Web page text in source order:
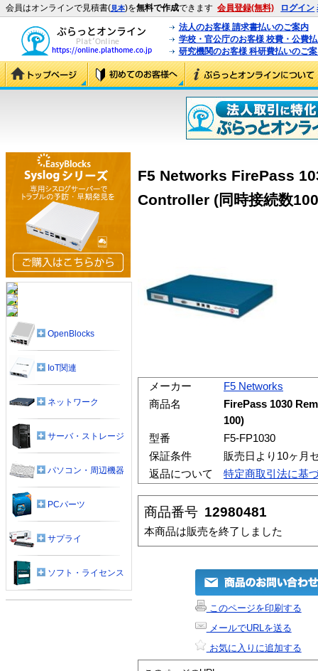
会員はオンラインで見積書(見本)を無料で作成できます 会員登録(無料) ログイン
法人のお客様 請求書払いのご案内
学校・官公庁のお客様 校費・公費
研究機関のお客様 科研費払いのご
F5 Networks FirePass
Controller (同時接続数
メーカー
F5 Networks
商品名
FirePass 1030
100)
型番
F5-FP1030
保証条件
販売日より10ヶ月
返品について
特定商取引法に基
商品番号 12980481
本商品は販売を終了しました
このページを印刷する
メールでURLを送る
お気に入りに追加する
OpenBlocks
IoT関連
ネットワーク
サーバ・ストレージ
パソコン・周辺機器
PCパーツ
サプライ
ソフト・ライセンス